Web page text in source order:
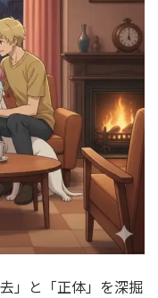
」と「正体」を深掘